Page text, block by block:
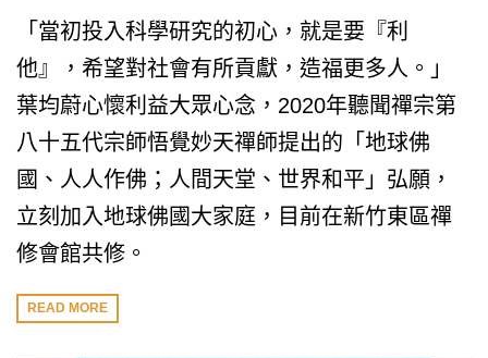
「當初投入科學研究的初心，就是要『利
他』，希望對社會有所貢獻，造福更多人。」
葉均蔚心懷利益大眾心念，2020年聽聞禪宗第
八十五代宗師悟覺妙天禪師提出的「地球佛
國、人人作佛；人間天堂、世界和平」弘願，
立刻加入地球佛國大家庭，目前在新竹東區禪
修會館共修。
READ MORE